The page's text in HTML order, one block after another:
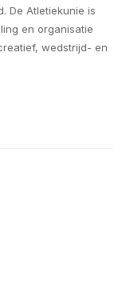
De Atletiekunie is
en organisatie
wedstrijd- en